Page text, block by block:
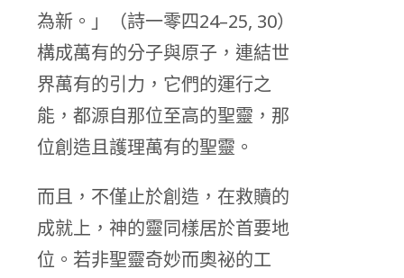
為新。」（詩一零四24–25, 30）
構成萬有的分子與原子，連結世
界萬有的引力，它們的運行之
能，都源自那位至高的聖靈，那
位創造且護理萬有的聖靈。
而且，不僅止於創造，在救贖的
成就上，神的靈同樣居於首要地
位。若非聖靈奇妙而奧祕的工